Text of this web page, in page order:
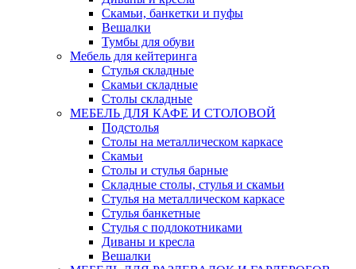
Скамьи, банкетки и пуфы
Вешалки
Тумбы для обуви
Мебель для кейтеринга
Стулья складные
Скамьи складные
Столы складные
МЕБЕЛЬ ДЛЯ КАФЕ И СТОЛОВОЙ
Подстолья
Столы на металлическом каркасе
Скамьи
Столы и стулья барные
Складные столы, стулья и скамьи
Стулья на металлическом каркасе
Стулья банкетные
Стулья с подлокотниками
Диваны и кресла
Вешалки